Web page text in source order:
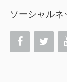
ソーシャルネ